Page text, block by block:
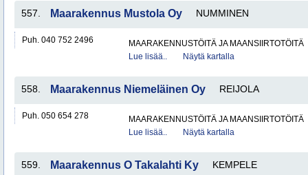
557. Maarakennus Mustola Oy NUMMINEN
Puh. 040 752 2496
MAARAKENNUSTÖITÄ JA MAANSIIRTOTÖITÄ
Lue lisää..
Näytä kartalla
558. Maarakennus Niemeläinen Oy REIJOLA
Puh. 050 654 278
MAARAKENNUSTÖITÄ JA MAANSIIRTOTÖITÄ
Lue lisää..
Näytä kartalla
559. Maarakennus O Takalahti Ky KEMPELE